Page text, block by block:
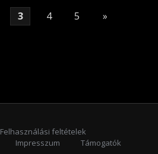
3 4 5 »
Felhasználási feltételek
Impresszum Támogatók